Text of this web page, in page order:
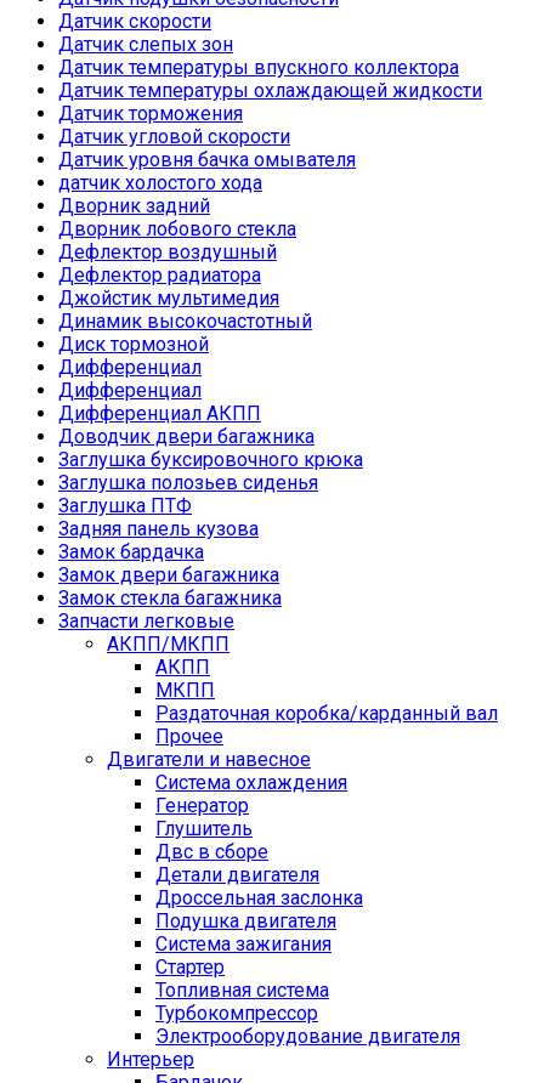
Датчик скорости
Датчик слепых зон
Датчик температуры впускного коллектора
Датчик температуры охлаждающей жидкости
Датчик торможения
Датчик угловой скорости
Датчик уровня бачка омывателя
датчик холостого хода
Дворник задний
Дворник лобового стекла
Дефлектор воздушный
Дефлектор радиатора
Джойстик мультимедия
Динамик высокочастотный
Диск тормозной
Дифференциал
Дифференциал
Дифференциал АКПП
Доводчик двери багажника
Заглушка буксировочного крюка
Заглушка полозьев сиденья
Заглушка ПТФ
Задняя панель кузова
Замок бардачка
Замок двери багажника
Замок стекла багажника
Запчасти легковые
АКПП/МКПП
АКПП
МКПП
Раздаточная коробка/карданный вал
Прочее
Двигатели и навесное
Cистема охлаждения
Генератор
Глушитель
Двс в сборе
Детали двигателя
Дроссельная заслонка
Подушка двигателя
Система зажигания
Стартер
Топливная система
Турбокомпрессор
Электрооборудование двигателя
Интерьер